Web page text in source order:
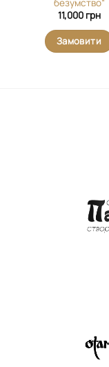
безумство”
11,000 грн
Замовити